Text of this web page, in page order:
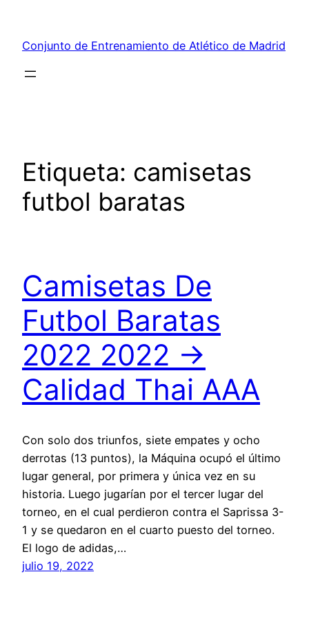
contenido
Conjunto de Entrenamiento de Atlético de Madrid
Etiqueta: camisetas
futbol baratas
Camisetas De
Futbol Baratas
2022 2022 →
Calidad Thai AAA
Con solo dos triunfos, siete empates y ocho
derrotas (13 puntos), la Máquina ocupó el último
lugar general, por primera y única vez en su
historia. Luego jugarían por el tercer lugar del
torneo, en el cual perdieron contra el Saprissa 3-
1 y se quedaron en el cuarto puesto del torneo.
El logo de adidas,…
julio 19, 2022